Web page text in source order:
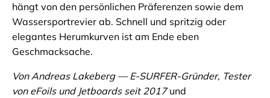
hängt von den persönlichen Präferenzen sowie dem
Wassersportrevier ab. Schnell und spritzig oder
elegantes Herumkurven ist am Ende eben
Geschmacksache.
Von Andreas Lakeberg — E-SURFER-Gründer, Tester
von eFoils und Jetboards seit 2017und